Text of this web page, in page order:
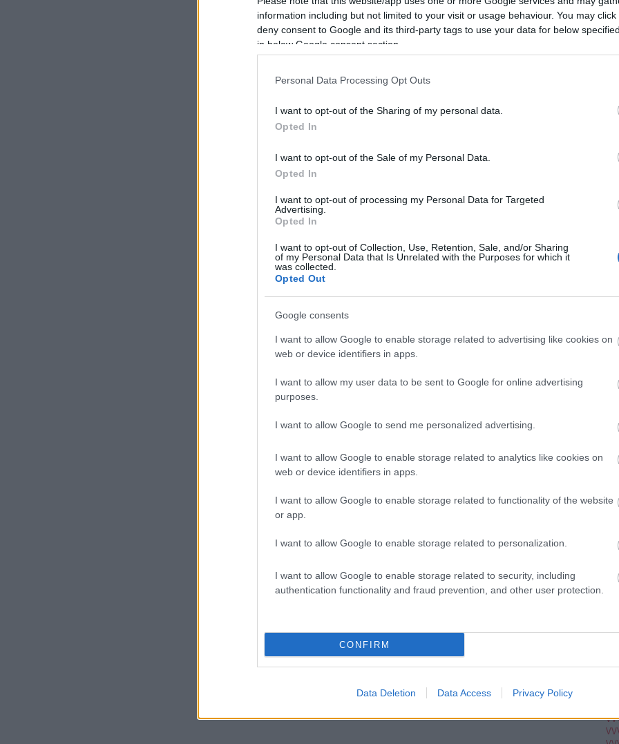
information including but not limited to your visit or usage behaviour. You may
deny consent to Google and its third-party tags to use your data for below
in below Google consent section.
Personal Data Processing Opt Outs
I want to opt-out of the Sharing of my personal data.
Opted In
I want to opt-out of the Sale of my Personal Data.
Opted In
I want to opt-out of processing my Personal Data for Targeted
Advertising.
Opted In
I want to opt-out of Collection, Use, Retention, Sale, and/or Sharing
of my Personal Data that Is Unrelated with the Purposes for which it
was collected.
Opted Out
Google consents
I want to allow Google to enable storage related to advertising like cookies on
web or device identifiers in apps.
I want to allow my user data to be sent to Google for online advertising
purposes.
I want to allow Google to send me personalized advertising.
I want to allow Google to enable storage related to analytics like cookies on
web or device identifiers in apps.
I want to allow Google to enable storage related to functionality of the website
or app.
I want to allow Google to enable storage related to personalization.
I want to allow Google to enable storage related to security, including
authentication functionality and fraud prevention, and other user protection.
CONFIRM
Data Deletion Data Access Privacy Policy